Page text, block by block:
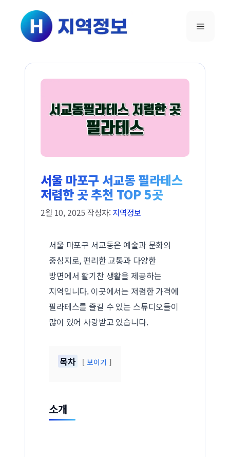
건너뛰기
메뉴
서울 마포구 서교동 필라테스
저렴한 곳 추천 TOP 5곳
2월 10, 2025 작성자: 지역정보
서울 마포구 서교동은 예술과 문화의
중심지로, 편리한 교통과 다양한
방면에서 활기찬 생활을 제공하는
지역입니다. 이곳에서는 저렴한 가격에
필라테스를 즐길 수 있는 스튜디오들이
많이 있어 사랑받고 있습니다.
목차 보이기
소개